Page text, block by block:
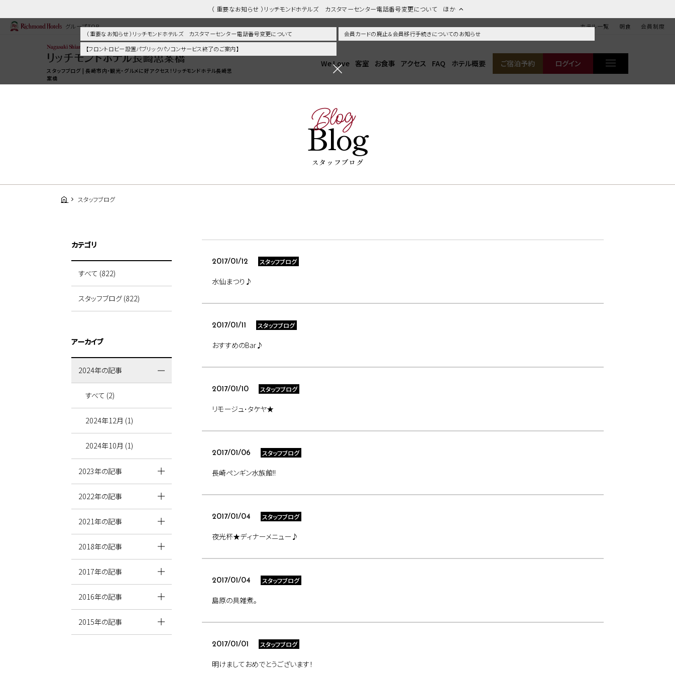
（ 重要なお知らせ ）リッチモンドホテルズ カスタマーセンター電話番号変更について ほか
（ 重要なお知らせ ）リッチモンドホテルズ カスタマーセンター電話番号変更について
会員カードの廃止＆会員移行手続きについてのお知らせ
【フロントロビー設置パブリックパソコンサービス終了のご案内】
グループTOP ホテル一覧 朝食 会員制度
スタッフブログ | 長崎市内・観光・グルメに好アクセス！リッチモンドホテル長崎思
案橋
We Love 客室 お食事 アクセス FAQ ホテル概要 ご宿泊予約 ログイン
Blog
Blog
スタッフブログ
スタッフブログ
2017/01/12 スタッフブログ
水仙まつり♪
2017/01/11 スタッフブログ
おすすめのBar♪
2017/01/10 スタッフブログ
リモージュ･タケヤ★
2017/01/06 スタッフブログ
長崎ペンギン水族館!!
2017/01/04 スタッフブログ
夜光杯★ディナーメニュー♪
2017/01/04 スタッフブログ
島原の具雑煮。
2017/01/01 スタッフブログ
明けましておめでとうございます！
カテゴリ
すべて (822)
スタッフブログ (822)
アーカイブ
2024年の記事
すべて (2)
2024年12月 (1)
2024年10月 (1)
2023年の記事
2022年の記事
2021年の記事
2018年の記事
2017年の記事
2016年の記事
2015年の記事